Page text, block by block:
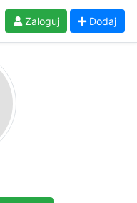
Zaloguj Dodaj